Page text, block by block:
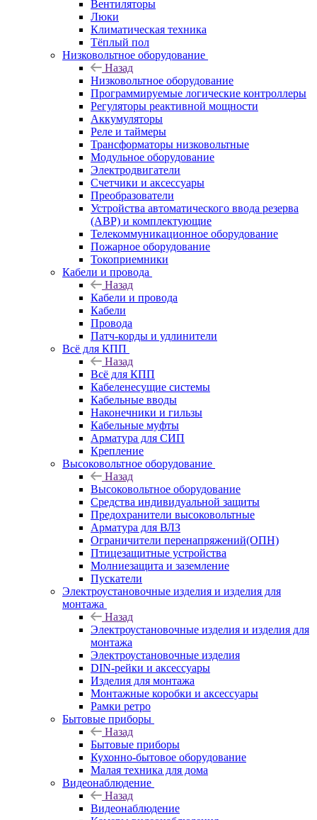
Вентиляторы
Люки
Климатическая техника
Тёплый пол
Низковольтное оборудование
Назад
Низковольтное оборудование
Программируемые логические контроллеры
Регуляторы реактивной мощности
Аккумуляторы
Реле и таймеры
Трансформаторы низковольтные
Модульное оборудование
Электродвигатели
Счетчики и аксессуары
Преобразователи
Устройства автоматического ввода резерва
(АВР) и комплектующие
Телекоммуникационное оборудование
Пожарное оборудование
Токоприемники
Кабели и провода
Назад
Кабели и провода
Кабели
Провода
Патч-корды и удлинители
Всё для КПП
Назад
Всё для КПП
Кабеленесущие системы
Кабельные вводы
Наконечники и гильзы
Кабельные муфты
Арматура для СИП
Крепление
Высоковольтное оборудование
Назад
Высоковольтное оборудование
Средства индивидуальной защиты
Предохранители высоковольтные
Арматура для ВЛЗ
Ограничители перенапряжений(ОПН)
Птицезащитные устройства
Молниезащита и заземление
Пускатели
Электроустановочные изделия и изделия для
монтажа
Назад
Электроустановочные изделия и изделия для
монтажа
Электроустановочные изделия
DIN-рейки и аксессуары
Изделия для монтажа
Монтажные коробки и аксессуары
Рамки ретро
Бытовые приборы
Назад
Бытовые приборы
Кухонно-бытовое оборудование
Малая техника для дома
Видеонаблюдение
Назад
Видеонаблюдение